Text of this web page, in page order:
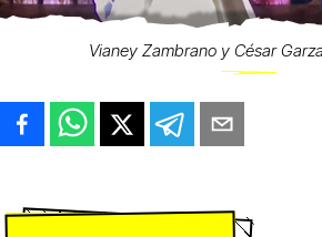
Vianey Zambrano y César